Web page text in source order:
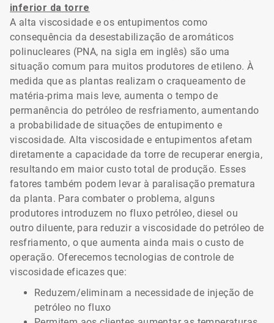
inferior da torre
A alta viscosidade e os entupimentos como
consequência da desestabilização de aromáticos
polinucleares (PNA, na sigla em inglês) são uma
situação comum para muitos produtores de etileno. À
medida que as plantas realizam o craqueamento de
matéria-prima mais leve, aumenta o tempo de
permanência do petróleo de resfriamento, aumentando
a probabilidade de situações de entupimento e
viscosidade. Alta viscosidade e entupimentos afetam
diretamente a capacidade da torre de recuperar energia,
resultando em maior custo total de produção. Esses
fatores também podem levar à paralisação prematura
da planta. Para combater o problema, alguns
produtores introduzem no fluxo petróleo, diesel ou
outro diluente, para reduzir a viscosidade do petróleo de
resfriamento, o que aumenta ainda mais o custo de
operação. Oferecemos tecnologias de controle de
viscosidade eficazes que:
Reduzem/eliminam a necessidade de injeção de
petróleo no fluxo